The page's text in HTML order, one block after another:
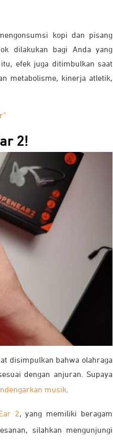
kopi dan pisang
dilakukan bagi Anda yang
efek juga ditimbulkan saat
metabolisme, kinerja atletik,
2!
disimpulkan bahwa olahraga
dengan anjuran. Supaya
musik.
2, yang memiliki beragam
silahkan mengunjungi